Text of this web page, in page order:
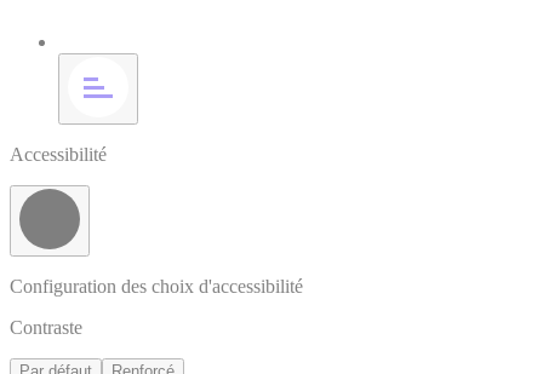
Accessibilité
Configuration des choix d'accessibilité
Contraste